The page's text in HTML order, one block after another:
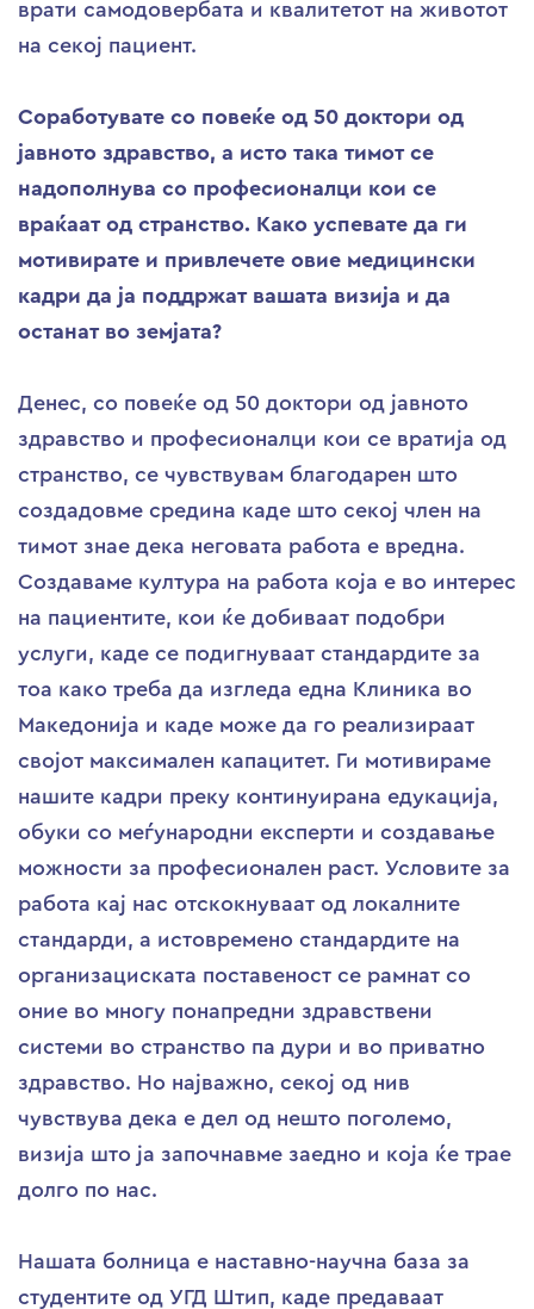
врати самодовербата и квалитетот на животот
на секој пациент.
Соработувате со повеќе од 50 доктори од
јавното здравство, а исто така тимот се
надополнува со професионалци кои се
враќаат од странство. Како успевате да ги
мотивирате и привлечете овие медицински
кадри да ја поддржат вашата визија и да
останат во земјата?
Денес, со повеќе од 50 доктори од јавното
здравство и професионалци кои се вратија од
странство, се чувствувам благодарен што
создадовме средина каде што секој член на
тимот знае дека неговата работа е вредна.
Создаваме култура на работа која е во интерес
на пациентите, кои ќе добиваат подобри
услуги, каде се подигнуваат стандардите за
тоа како треба да изгледа една Клиника во
Македонија и каде може да го реализираат
својот максимален капацитет. Ги мотивираме
нашите кадри преку континуирана едукација,
обуки со меѓународни експерти и создавање
можности за професионален раст. Условите за
работа кај нас отскокнуваат од локалните
стандарди, а истовремено стандардите на
организациската поставеност се рамнат со
оние во многу понапредни здравствени
системи во странство па дури и во приватно
здравство. Но најважно, секој од нив
чувствува дека е дел од нешто поголемо,
визија што ја започнавме заедно и која ќе трае
долго по нас.
Нашата болница е наставно-научна база за
студентите од УГД Штип, каде предаваат